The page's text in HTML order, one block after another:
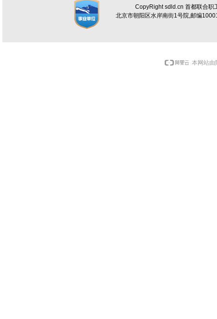
CopyRight sdld.cn 首都联合
北京市朝阳区水岸南街1号院,邮编
本网站由